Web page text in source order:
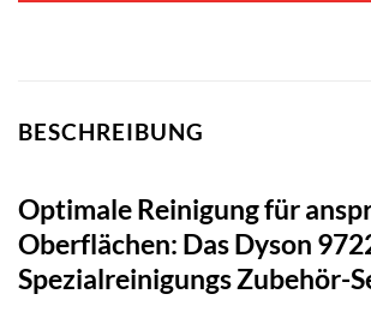
BESCHREIBUNG
Optimale Reinigung für
Oberflächen: Das Dyson
Spezialreinigungs Zubehör-